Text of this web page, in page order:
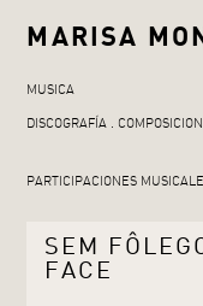
MARISA
MUSICA
DISCOGRAFÍA
PARTICIPACIONES
SEM
FACE